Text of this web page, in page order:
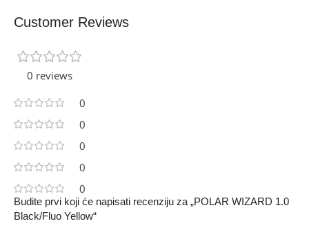
Customer Reviews
0 reviews
0
0
0
0
0
Budite prvi koji će napisati recenziju za „POLAR WIZARD 1.0
Black/Fluo Yellow“